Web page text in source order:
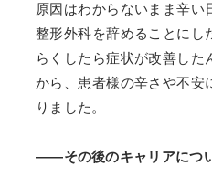
原因はわからないまま辛い
整形外科を辞めることにし
らくしたら症状が改善した
から、患者様の辛さや不安
りました。
——その後のキャリアにつ